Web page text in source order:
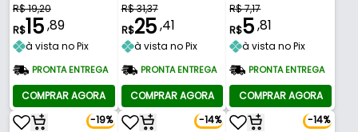
R$ 19,20
R$15,89
à vista no Pix
PRONTA ENTREGA
COMPRAR AGORA
R$ 31,37
R$25,41
à vista no Pix
PRONTA ENTREGA
COMPRAR AGORA
R$ 7,17
R$5,81
à vista no Pix
PRONTA ENTREGA
COMPRAR AGORA
-19%
-14% -14%